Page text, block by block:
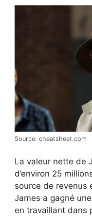
Source: cheatsheet.com
La valeur nette de
d’environ 25
source de revenus
James a gagné
en travaillant dans